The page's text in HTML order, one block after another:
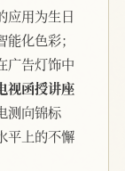
应用为生日
化色彩；
广告灯饰中
视函授讲座
测向锦标
平上的不懈